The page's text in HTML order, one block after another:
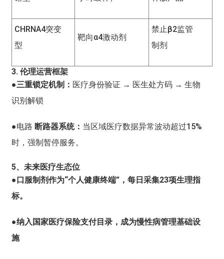
CHRNA4突变
型
靶向α4激动剂
禁止β2监管
制剂
3. 伦理运营框架
●三重锁定机制： 医疗身份验证 → 医生处方码 → 生物
识别解锁
●电路 断路器系统： 当区域医疗数据异常波动超过15%
时，强制暂停服务。
5、未来医疗生态位
●口服制剂作为“个人健康终端”，每日采集23项生理指
标。
●纳入国家医疗保险支付目录，成为慢性病管理基础设
施